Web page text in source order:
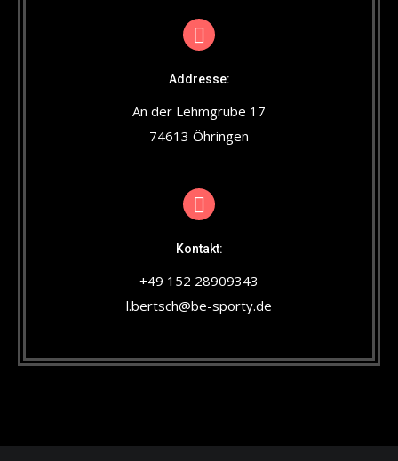
Addresse:
An der Lehmgrube 17
74613 Öhringen
Kontakt:
+49 152 28909343
l.bertsch@be-sporty.de